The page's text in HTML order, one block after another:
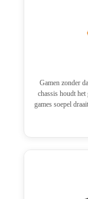
Gamen zonder
chassis houdt
games soepel